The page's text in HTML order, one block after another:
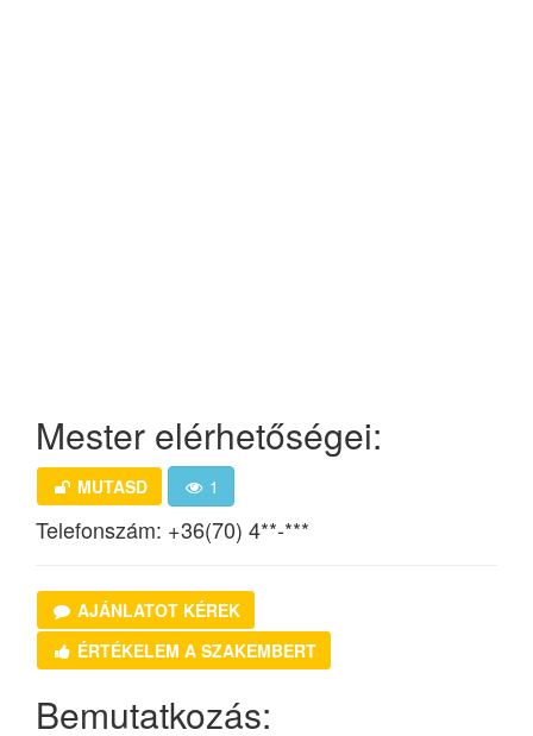
Mester elérhetőségei:
MUTASD 1
Telefonszám: +36(70) 4**-***
AJÁNLATOT KÉREK
ÉRTÉKELEM A SZAKEMBERT
Bemutatkozás: